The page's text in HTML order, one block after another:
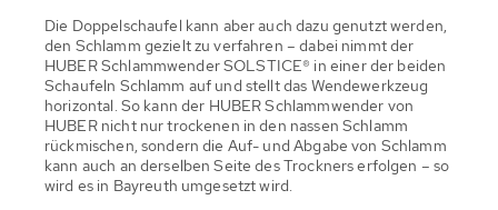
Die Doppelschaufel kann aber auch dazu genutzt werden,
den Schlamm gezielt zu verfahren – dabei nimmt der
HUBER Schlammwender SOLSTICE® in einer der beiden
Schaufeln Schlamm auf und stellt das Wendewerkzeug
horizontal. So kann der HUBER Schlammwender von
HUBER nicht nur trockenen in den nassen Schlamm
rückmischen, sondern die Auf- und Abgabe von Schlamm
kann auch an derselben Seite des Trockners erfolgen – so
wird es in Bayreuth umgesetzt wird.